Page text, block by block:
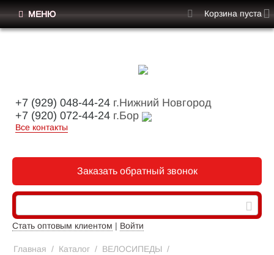
+7 (929) 048-44-24 г.Нижний Новгород
+7 (920) 072-44-24 г.Бор
Все контакты
Заказать обратный звонок
Стать оптовым клиентом | Войти
МЕНЮ Корзина пуста
Главная / Каталог / ВЕЛОСИПЕДЫ /